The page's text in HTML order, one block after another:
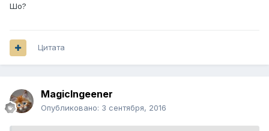
Шо?
Цитата
MagicIngeener
Опубликовано: 3 сентября, 2016